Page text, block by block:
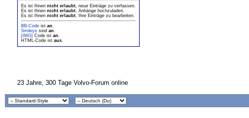
Es ist Ihnen nicht erlaubt, neue Einträge zu verfassen.
Es ist Ihnen nicht erlaubt, Anhänge hochzuladen.
Es ist Ihnen nicht erlaubt, Ihre Einträge zu bearbeiten.
BB-Code ist an.
Smileys sind an.
[IMG] Code ist an.
HTML-Code ist aus.
23 Jahre, 300 Tage Volvo-Forum online